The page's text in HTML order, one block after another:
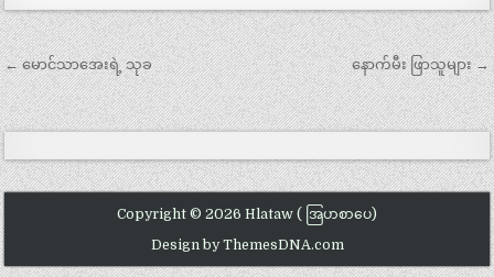
Post
navigation
← မောင်သာအေးရဲ့ သုခ နောက်မီး ဖြာသူများ →
Copyright © 2026 Hlataw ( အြပာစာပေ)
Design by ThemesDNA.com